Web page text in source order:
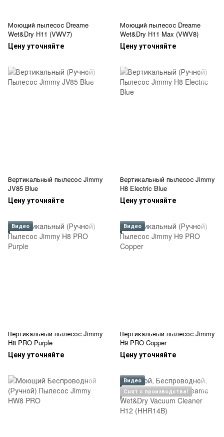
Моющий пылесос Dreame
Wet&Dry H11 (VWV7)
Цену уточняйте
Моющий пылесос Dreame
Wet&Dry H11 Max (VWV8)
Цену уточняйте
Вертикальный пылесос Jimmy
JV85 Blue
Цену уточняйте
Вертикальный пылесос Jimmy
H8 Electric Blue
Цену уточняйте
Видео
Вертикальный пылесос Jimmy
H8 PRO Purple
Цену уточняйте
Видео
Вертикальный пылесос Jimmy
H9 PRO Copper
Цену уточняйте
Видео
Снят с производства!